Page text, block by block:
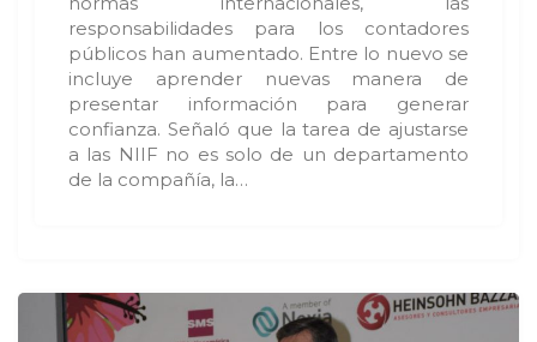
responsabilidades para los contadores
públicos han aumentado. Entre lo nuevo se
incluye aprender nuevas manera de
presentar información para generar
confianza. Señaló que la tarea de ajustarse
a las NIIF no es solo de un departamento
de la compañía, la…